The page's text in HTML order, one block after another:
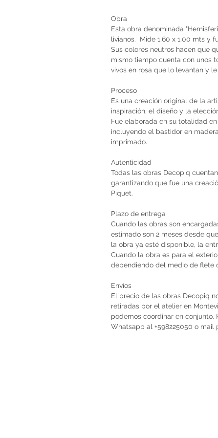
Obra
Esta obra denominada
livianos. Mide 1.60 x 1.00 mts y
Sus colores neutros hacen que
mismo tiempo cuenta con unos
vivos en rosa que lo levantan y
Proceso
Es una creación original de la
inspiración, el diseño y la
Fue elaborada en su totalidad
incluyendo el bastidor en
imprimado.
Autenticidad
Todas las obras Decopiq
garantizando que fue una
Piquet.
Plazo de entrega
Cuando las obras son
estimado son 2 meses desde
la obra ya esté disponible, la
Cuando la obra es para el
dependiendo del medio de flete
Envíos
El precio de las obras Decopiq
retiradas por el atelier en
podemos coordinar en conjunto.
Whatsapp al +598225050 o mail